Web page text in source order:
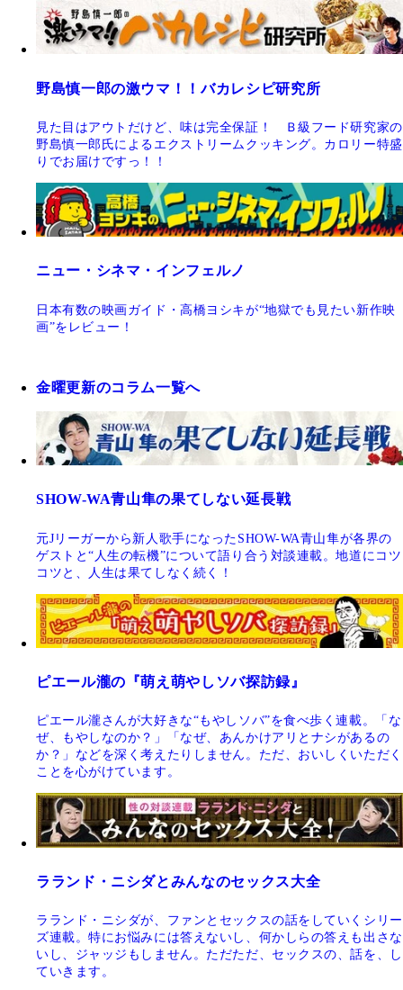
野島慎一郎の激ウマ！！バカレシピ研究所
見た目はアウトだけど、味は完全保証！ Ｂ級フード研究家の
野島慎一郎氏によるエクストリームクッキング。カロリー特盛
りでお届けですっ！！
ニュー・シネマ・インフェルノ
日本有数の映画ガイド・高橋ヨシキが“地獄でも見たい新作映
画”をレビュー！
金曜更新のコラム一覧へ
SHOW-WA青山隼の果てしない延長戦
元Jリーガーから新人歌手になったSHOW-WA青山隼が各界の
ゲストと“人生の転機”について語り合う対談連載。地道にコツ
コツと、人生は果てしなく続く！
ピエール瀧の『萌え萌やしソバ探訪録』
ピエール瀧さんが大好きな“もやしソバ”を食べ歩く連載。「な
ぜ、もやしなのか？」「なぜ、あんかけアリとナシがあるの
か？」などを深く考えたりしません。ただ、おいしくいただく
ことを心がけています。
ラランド・ニシダとみんなのセックス大全
ラランド・ニシダが、ファンとセックスの話をしていくシリー
ズ連載。特にお悩みには答えないし、何かしらの答えも出さな
いし、ジャッジもしません。ただただ、セックスの、話を、し
ていきます。